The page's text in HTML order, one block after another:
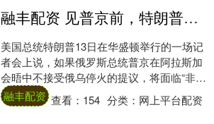
融丰配资 见普京前，特朗普公开发出威胁
美国总统特朗普13日在华盛顿举行的一场记
者会上说，如果俄罗斯总统普京在阿拉斯加
会晤中不接受俄乌停火的提议，将面临“非常
严重后果”。 特朗普还说，如果与普京的会
谈....
融丰配资 查看： 154 分类： 网上平台配资